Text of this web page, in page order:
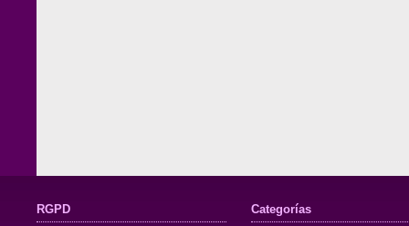
RGPD Categorías